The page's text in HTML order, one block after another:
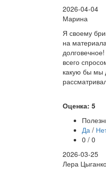
2026-04-04
Марина
Я своему
на
всего
какую бы мы
Оценка: 5
Да /
0 / 0
2026-03-25
Лера